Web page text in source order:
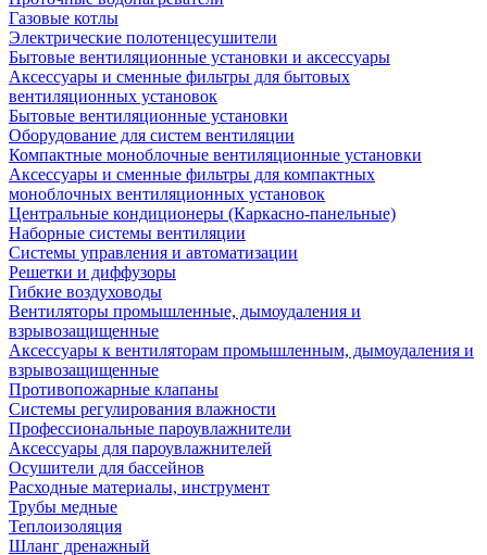
Газовые котлы
Электрические полотенцесушители
Бытовые вентиляционные установки и аксессуары
Аксессуары и сменные фильтры для бытовых
вентиляционных установок
Бытовые вентиляционные установки
Оборудование для систем вентиляции
Компактные моноблочные вентиляционные установки
Аксессуары и сменные фильтры для компактных
моноблочных вентиляционных установок
Центральные кондиционеры (Каркасно-панельные)
Наборные системы вентиляции
Системы управления и автоматизации
Решетки и диффузоры
Гибкие воздуховоды
Вентиляторы промышленные, дымоудаления и
взрывозащищенные
Аксессуары к вентиляторам промышленным, дымоудаления и
взрывозащищенные
Противопожарные клапаны
Системы регулирования влажности
Профессиональные пароувлажнители
Аксессуары для пароувлажнителей
Осушители для бассейнов
Расходные материалы, инструмент
Трубы медные
Теплоизоляция
Шланг дренажный